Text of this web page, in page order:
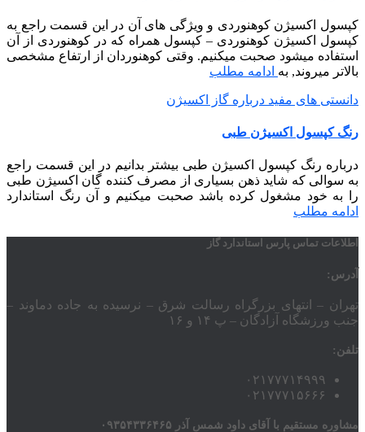
کپسول اکسیژن کوهنوردی و ویژگی های آن در این قسمت راجع به
کپسول اکسیژن کوهنوردی – کپسول همراه که در کوهنوردی از آن
استفاده میشود صحبت میکنیم. وقتی کوهنوردان از ارتفاع مشخصی
بالاتر میروند, به ادامه مطلب
دانستی های مفید درباره گاز اکسیژن
رنگ کپسول اکسیژن طبی
درباره رنگ کپسول اکسیژن طبی بیشتر بدانیم در این قسمت راجع
به سوالی که شاید ذهن بسیاری از مصرف کننده گان اکسیژن طبی
را به خود مشغول کرده باشد صحبت میکنیم و آن رنگ استاندارد
ادامه مطلب
اطلاعات تماس پارس استاندارد گاز
آدرس:
تهران – انتهای بزرگراه رسالت شرق – نرسیده به جاده دماوند –
جنب ورزشگاه آزادگان – پ ۱۴ و ۱۶
تلفن:
۰۲۱۷۷۷۱۴۹۹۹
۰۲۱۷۷۷۱۵۶۶۶
مشاوره مستقیم با آقای داود شمس آذر ۰۹۳۵۴۳۳۶۴۶۵